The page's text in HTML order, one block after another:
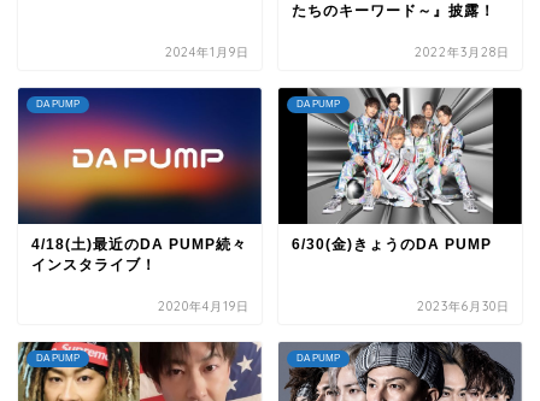
2024年1月9日
たちのキーワード～』披露！
2022年3月28日
DA PUMP
4/18(土)最近のDA PUMP続々
インスタライブ！
2020年4月19日
DA PUMP
6/30(金)きょうのDA PUMP
2023年6月30日
DA PUMP DA PUMP